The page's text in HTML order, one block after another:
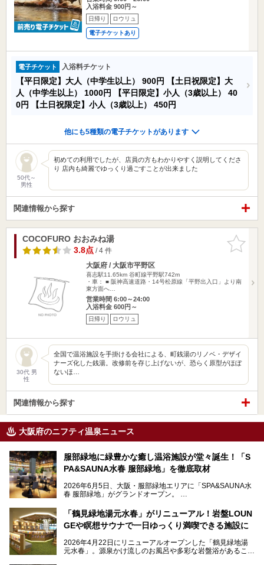
入浴料金 900円～
日帰り ロウリュ
電子チケットあり
電子チケット 入浴料チケット
【平日限定】大人（中学生以上） 900円
【土日祝限定】大
人（中学生以上） 1000円 【平日限定】小人（3歳以上） 40
0円
【土日祝限定】小人（3歳以上） 450円
他にも5種類の電子チケットがあります
50代～
男性
初めての利用でしたが、店員の方もわかりやすく説明してくださ
り 店内も綺麗でゆっくり過ごすことが出来ました
関連情報から探す
お気に入
りに追加
COCOFURO おおみね湯
3.8点/ 4 件
大阪府 / 大阪市平野区
喜志駅11.65km 谷町線平野駅742m
・車： ■ 阪神高速道路・14号松原線「平野出入口」より南
東方面へ…
営業時間 6:00～24:00
入浴料金 600円～
日帰り ロウリュ
30代 男
性
全国で温浴施設を手掛ける会社による、町銭湯のリノベ・デザイ
ナーズ化した銭湯。改修前を存じ上げないが、恐らく原型がほぼ
ないほ…
関連情報から探す
大阪府のニフティ温泉ニュース
服部緑地に緑豊かな癒し温浴施設が堂々誕生！「S
PA&SAUNA水春 服部緑地」を徹底取材
2026年6月5日、大阪・服部緑地エリアに「SPA&SAUNA水
春 服部緑地」がグランドオープン。
当初の計画から約5年の時を経て誕生した本施設は、温泉・
サウナ・岩盤浴・フィットネス・ラウンジ・レストランなど
を融合した、これまでの“水春”のイメージをさらに進化させ
今回はオープン前の内覧会に参加し、館内のこだわりポイン
「鶴見緑地湯元水春」がリニューアル！岩盤LOUN
GEや瞑想サウナで一日ゆっくり満喫できる施設に
2026年4月22日にリニューアルオープンした「鶴見緑地湯
元水春」。源泉かけ流しのお風呂や多彩な岩盤浴があること